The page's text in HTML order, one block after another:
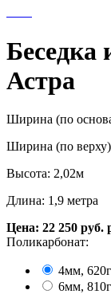
Беседка
Астра
Ширина (по
Ширина (по
Высота: 2,02м
Длина: 1,9 метра
Цена: 22 250 руб.
Поликарбонат:
4мм,
6мм,